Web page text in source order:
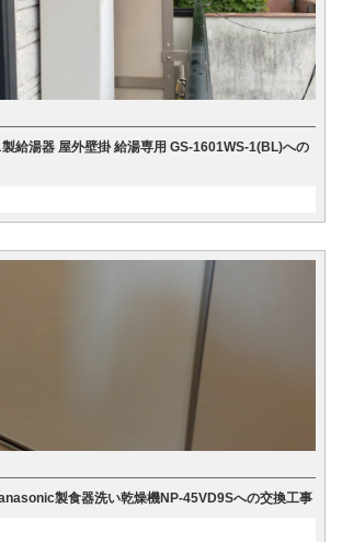
給湯器 屋外壁掛 給湯専用 GS-1601WS-1(BL)への
製食器洗い乾燥機NP-45VD9Sへの交換工事